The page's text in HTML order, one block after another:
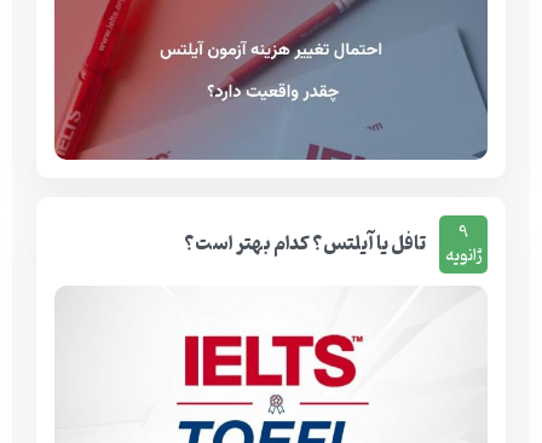
9
ژانویه تافل یا آیلتس؟ کدام بهتر است؟